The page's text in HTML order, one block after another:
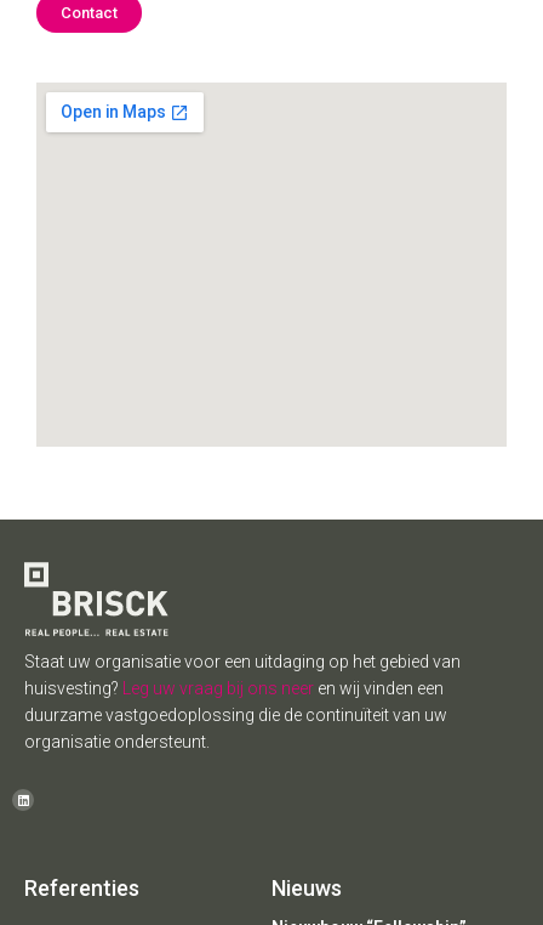
Contact
Staat uw organisatie voor een uitdaging op het gebied van
huisvesting?
Leg uw vraag bij ons neer en wij vinden een
duurzame vastgoedoplossing die de continuïteit van uw
organisatie ondersteunt.
Referenties Nieuws